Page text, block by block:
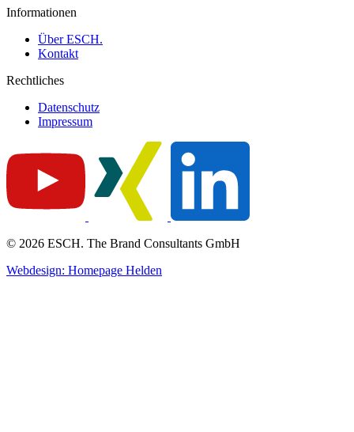
Informationen
Über ESCH.
Kontakt
Rechtliches
Datenschutz
Impressum
© 2026 ESCH. The Brand Consultants GmbH
Webdesign: Homepage Helden